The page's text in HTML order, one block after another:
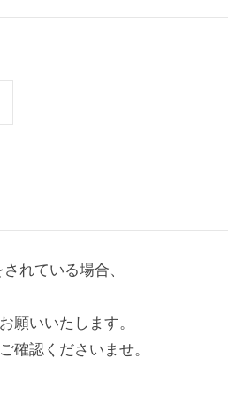
れている場合、
願いいたします。
確認くださいませ。